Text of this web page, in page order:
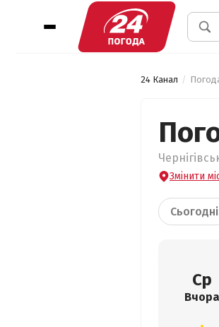
24 Канал
Змінити
Сьогодні
Ср
Вчора